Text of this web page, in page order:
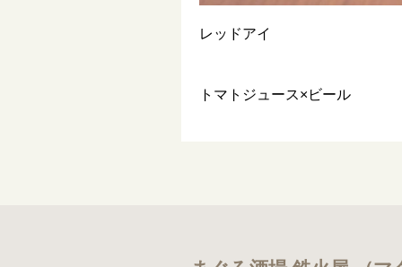
レッドアイ
トマトジュース×ビール